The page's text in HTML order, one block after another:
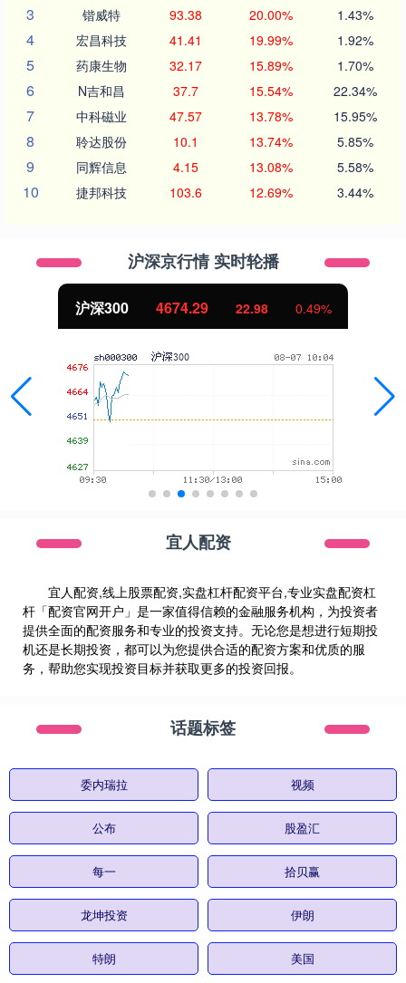
3 锴威特 93.38 20.00% 1.43%
4 宏昌科技 41.41 19.99% 1.92%
5 药康生物 32.17 15.89% 1.70%
6 N吉和昌 37.7 15.54% 22.34%
7 中科磁业 47.57 13.78% 15.95%
8 聆达股份 10.1 13.74% 5.85%
9 同辉信息 4.15 13.08% 5.58%
10 捷邦科技 103.6 12.69% 3.44%
沪深京行情 实时轮播
沪深300 4674.29 22.98 0.49%
宜人配资
宜人配资,线上股票配资,实盘杠杆配资平台,专业实盘配资杠
杆「配资官网开户」是一家值得信赖的金融服务机构，为投资者
提供全面的配资服务和专业的投资支持。无论您是想进行短期投
机还是长期投资，都可以为您提供合适的配资方案和优质的服
务，帮助您实现投资目标并获取更多的投资回报。
话题标签
委内瑞拉 视频
公布 股盈汇
每一 拾贝赢
龙坤投资 伊朗
特朗 美国